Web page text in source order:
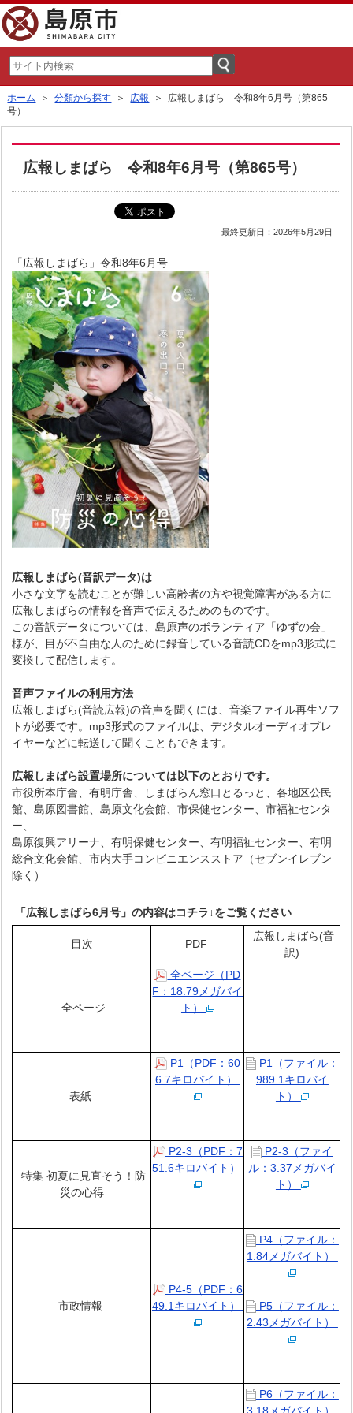
ホーム ＞分類から探す ＞ 広報
＞ 広報しまばら 令和8年6月号（第865
号）
広報しまばら 令和8年6月号（第865号）
最終更新日：2026年5月29日
「広報しまばら」令和8年6月号
広報しまばら(音訳データ)は
小さな文字を読むことが難しい高齢者の方や視覚障害がある方に
広報しまばらの情報を音声で伝えるためのものです。
この音訳データについては、島原声のボランティア「ゆずの会」
様が、目が不自由な人のために録音している音読CDをmp3形式に
変換して配信します。
音声ファイルの利用方法
広報しまばら(音読広報)の音声を聞くには、音楽ファイル再生ソフ
トが必要です。mp3形式のファイルは、デジタルオーディオプレ
イヤーなどに転送して聞くこともできます。
広報しまばら設置場所については以下のとおりです。
市役所本庁舎、有明庁舎、しまばらん窓口とるっと、各地区公民
館、島原図書館、島原文化会館、市保健センター、市福祉センタ
ー、
島原復興アリーナ、有明保健センター、有明福祉センター、有明
総合文化会館、市内大手コンビニエンスストア（セブンイレブン
除く）
「広報しまばら6月号」の内容はコチラ ↓をご覧ください
目次 PDF
広報しまばら(音
訳)
全ページ
全ページ（PD
F：18.79メガバイ
ト）
表紙
P1（PDF：60
6.7キロバイト）
P1（ファイル：
989.1キロバイ
ト）
特集 初夏に見直そう！防
災の心得
P2-3（PDF：7
51.6キロバイト）
P2-3（ファイ
ル：3.37メガバイ
ト）
市政情報
P4-5（PDF：6
49.1キロバイト）
P4（ファイル：
1.84メガバイト）
P5（ファイル：
2.43メガバイト）
P6（ファイル：